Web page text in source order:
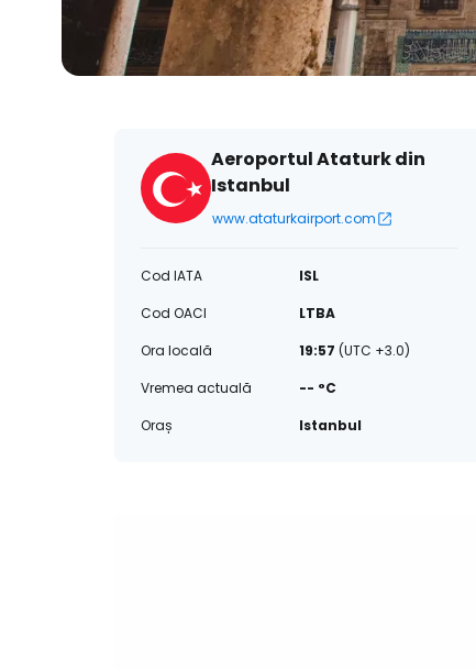
Aeroportul Ataturk din
Istanbul
www.ataturkairport.com
Cod IATA
ISL
Cod OACI
LTBA
Ora locală
19:57 (UTC +3.0)
Vremea actuală
-- °C
Oraș
Istanbul